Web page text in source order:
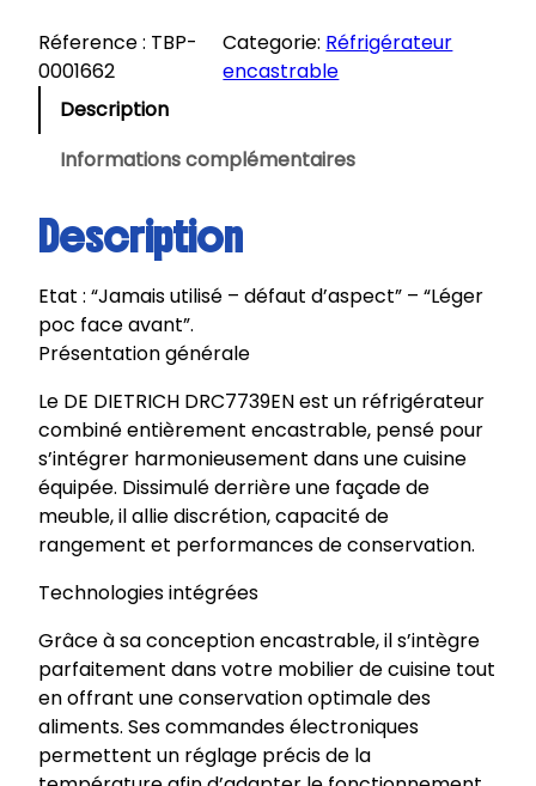
e
D
D
T
R
C
H
|
é
f
r
i
g
é
r
t
e
u
r
e
Réference : TBP-
0001662
Categorie: Réfrigérateur
encastrable
Description
Informations complémentaires
Description
Etat : “Jamais utilisé – défaut d’aspect” – “Léger
poc face avant”.
Présentation générale
Le DE DIETRICH DRC7739EN est un réfrigérateur
combiné entièrement encastrable, pensé pour
s’intégrer harmonieusement dans une cuisine
équipée. Dissimulé derrière une façade de
meuble, il allie discrétion, capacité de
rangement et performances de conservation.
Technologies intégrées
Grâce à sa conception encastrable, il s’intègre
parfaitement dans votre mobilier de cuisine tout
en offrant une conservation optimale des
aliments. Ses commandes électroniques
permettent un réglage précis de la